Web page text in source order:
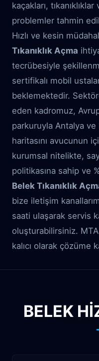
kaçakları,
problemler tahmin
Hızlı ve kesin
Tıkanıklık Açma
tecrübesiyle
sertifikalı mobil
beklemektedir.
eden kadromuz,
parkuruyla Antalya ve
haritasını avucunun
kurumsal nitelikte,
politikasına sahip ve
Belek Tıkanıklık
bize iletişim
saati ulaşarak servis
oluşturabilirsiniz.
kalıcı olarak çözüme
BELEK